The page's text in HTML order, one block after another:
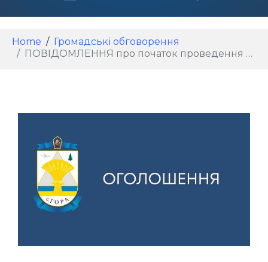
Home
Громадські обговорення
ПОВІДОМЛЕННЯ про початок проведення громадських обговорень проєкта документу: «Стратегія розвитку Гірської сільської територіальної громади Бориспільського району Київської області до 2027 р.» (зі змінами) у формі електронних консультацій з громадськістю за допомогою електронного ресурсу веб-платформи «Єдина платформа місцевої демократії» (https://e-dem.ua) відповідно до розпорядження сільського голови Гірської сільської ради від 07.04.2026 № 28.